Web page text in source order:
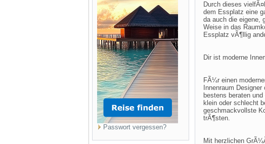
Passwort vergessen?
Durch dieses
dem Essplatz eine
da auch die eigene,
Weise in das
Essplatz vÃ¶llig
Dir ist moderne
FÃ¼r einen
Innenraum
bestens beraten
klein oder schlecht
geschmackvollste
trÃ¶sten.
Mit herzlichen